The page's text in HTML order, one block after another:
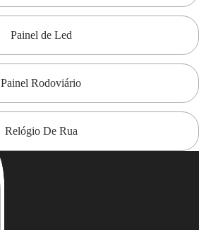
Painel de Led
Painel Rodoviário
Relógio De Rua